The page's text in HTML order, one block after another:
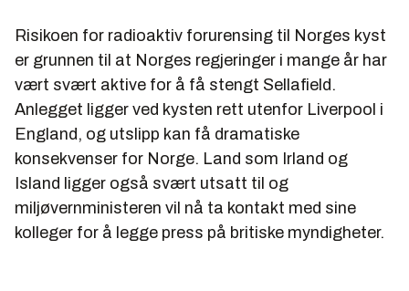
Risikoen for radioaktiv forurensing til Norges kyst
er grunnen til at Norges regjeringer i mange år har
vært svært aktive for å få stengt Sellafield.
Anlegget ligger ved kysten rett utenfor Liverpool i
England, og utslipp kan få dramatiske
konsekvenser for Norge. Land som Irland og
Island ligger også svært utsatt til og
miljøvernministeren vil nå ta kontakt med sine
kolleger for å legge press på britiske myndigheter.